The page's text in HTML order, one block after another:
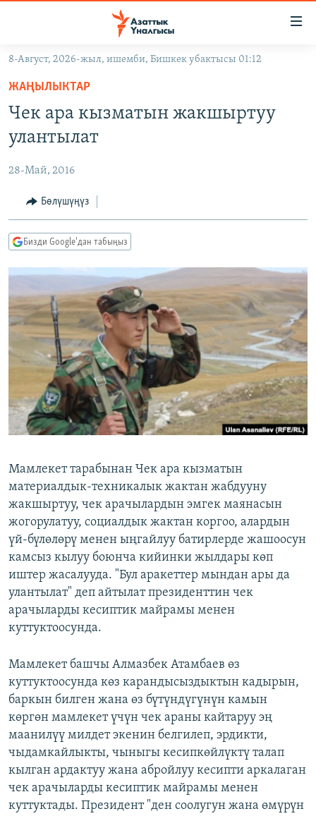
Навигацияга
өтүңүз
Издөөгө
салыңызКЫРГЫЗСТАН
ЭКОНОМИКА
МАДАНИЯТ
БОРБОР АЗИЯ
АТАЙЫН ИЛИКТӨӨ
ТВ ПРОГРАММАЛАР
ЭКСПЕРТТЕР ТАЛДАЙТ
БИЗ ЖАНА ДҮЙНӨ
ДАНИСТЕ
ЭЖЕ-СИҢДИЛЕР
АЗАТТЫК+
ЫҢГАЙСЫЗ СУРООЛОР
ӨЗГӨЧӨ ПИКИР
Русский
ОНЛАЙН ШЕРИНЕ
ЭЕ/АРнун бардык сайттары
8-Август, 2026-жыл, ишемби, Бишкек убактысы 01:12
ЖАҢЫЛЫКТАР
Чек ара кызматын жакшыртуу
улантылат
28-Май, 2016
Бөлүшүңүз
Бизди Google'дан табыңыз
Мамлекет тарабынан Чек ара кызматын
материалдык-техникалык жактан жабдууну
жакшыртуу, чек арачылардын эмгек маянасын
жогорулатуу, социалдык жактан коргоо, алардын
үй-бүлөлөрү менен ыңгайлуу батирлерде жашоосун
камсыз кылуу боюнча кийинки жылдары көп
иштер жасалууда. "Бул аракеттер мындан ары да
улантылат" деп айтылат президенттин чек
арачыларды кесиптик майрамы менен
куттуктоосунда.
Мамлекет башчы Алмазбек Атамбаев өз
куттуктоосунда көз карандысыздыктын кадырын,
баркын билген жана өз бүтүндүгүнүн камын
көргөн мамлекет үчүн чек араны кайтаруу эң
маанилүү милдет экенин белгилеп, эрдикти,
чыдамкайлыкты, чыныгы кесипкөйлүктү талап
кылган ардактуу жана абройлуу кесипти аркалаган
чек арачыларды кесиптик майрамы менен
куттуктады. Президент "ден соолугун жана өмүрүн